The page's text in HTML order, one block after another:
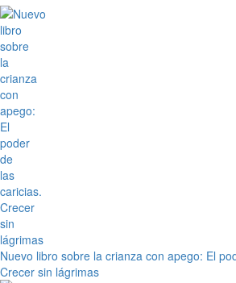
Nuevo libro sobre la crianza con apego: El
Crecer sin lágrimas